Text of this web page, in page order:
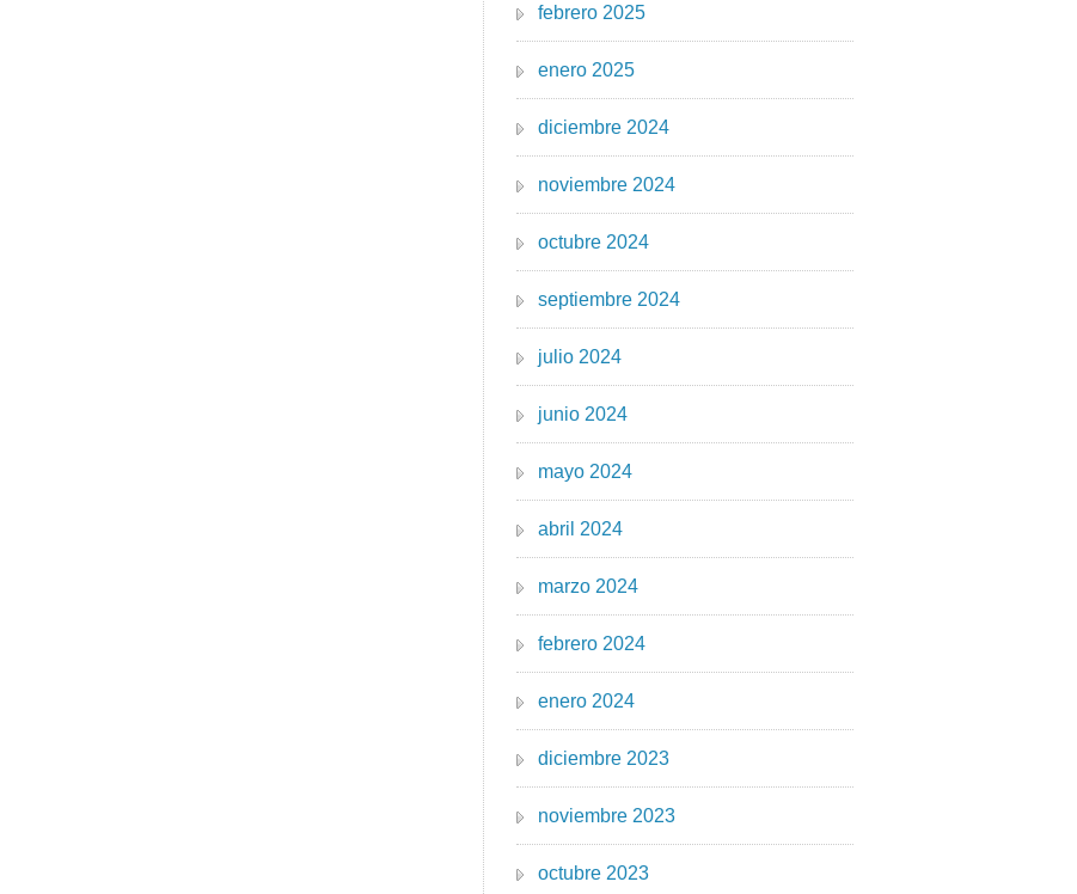
febrero 2025
enero 2025
diciembre 2024
noviembre 2024
octubre 2024
septiembre 2024
julio 2024
junio 2024
mayo 2024
abril 2024
marzo 2024
febrero 2024
enero 2024
diciembre 2023
noviembre 2023
octubre 2023